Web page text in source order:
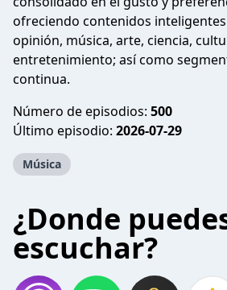
ofreciendo contenidos
opinión, música, arte, ciencia,
entretenimiento; así como
continua.
Número de episodios: 500
Último episodio: 2026-07-29
Música
¿Donde
escuchar?